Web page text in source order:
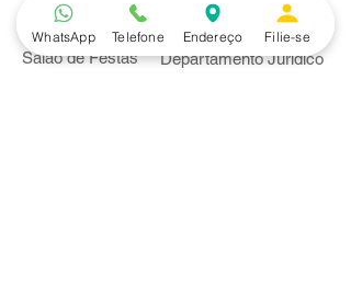
Academia
Camping
Salão de Festas
Curso CPA
Curso C-PRO R
Departamento Jurídico
WhatsApp Telefone Endereço Filie-se